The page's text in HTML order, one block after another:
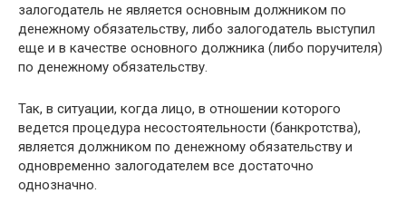
залогодатель не является основным должником по
денежному обязательству, либо залогодатель выступил
еще и в качестве основного должника (либо поручителя)
по денежному обязательству.
Так, в ситуации, когда лицо, в отношении которого
ведется процедура несостоятельности (банкротства),
является должником по денежному обязательству и
одновременно залогодателем все достаточно
однозначно.